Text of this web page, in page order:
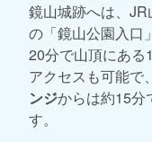
鏡山城跡へは、JR
の「鏡山公園入口
20分で山頂にある
アクセスも可能で
ンジからは約15分
す。